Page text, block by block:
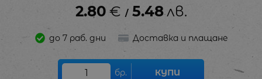
2.80 € / 5.48 лв.
до 7 раб. дни Доставка и плащане
бр. КУПИ